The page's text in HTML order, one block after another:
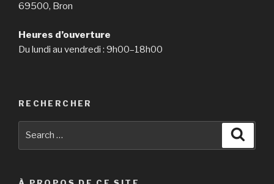
69500, Bron
Heures d’ouverture
Du lundi au vendredi : 9h00–18h00
RECHERCHER